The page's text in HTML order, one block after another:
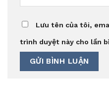
Lưu tên của tôi,
trình duyệt này cho lần